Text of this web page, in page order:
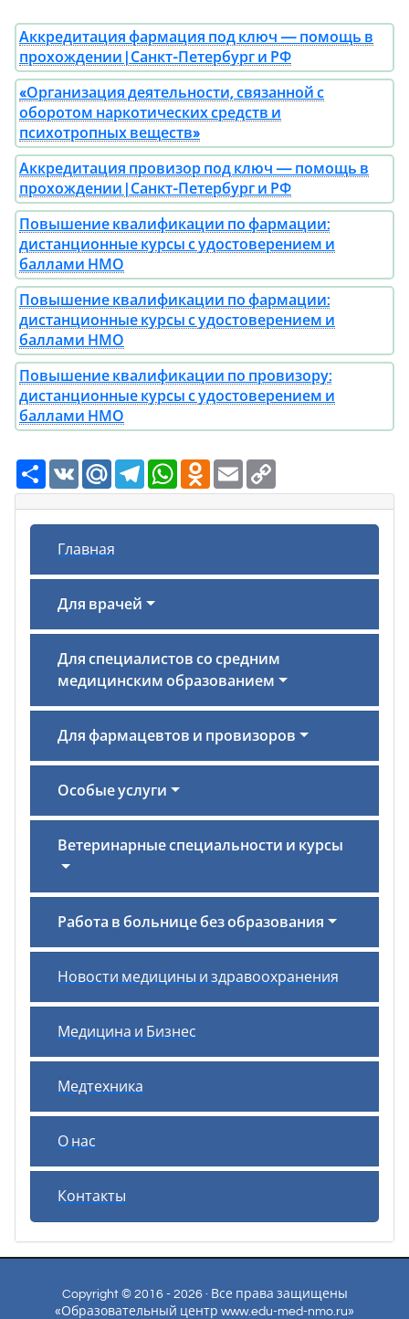
Аккредитация фармация под ключ — помощь в
прохождении | Санкт-Петербург и РФ
«Организация деятельности, связанной с
оборотом наркотических средств и
психотропных веществ»
Аккредитация провизор под ключ — помощь в
прохождении | Санкт-Петербург и РФ
Повышение квалификации по фармации:
дистанционные курсы с удостоверением и
баллами НМО
Повышение квалификации по фармации:
дистанционные курсы с удостоверением и
баллами НМО
Повышение квалификации по провизору:
дистанционные курсы с удостоверением и
баллами НМО
Ресурс
VK Mail.RuTelegramWhatsAppOdnoklassniki
Email
Главная
Для врачей
Для специалистов со средним
медицинским образованием
Для фармацевтов и провизоров
Особые услуги
Ветеринарные специальности и курсы
Работа в больнице без образования
Новости медицины и здравоохранения
Медицина и Бизнес
Медтехника
О нас
Контакты
Copyright © 2016 - 2026 · Все права защищены
«Образовательный центр www.edu-med-nmo.ru»